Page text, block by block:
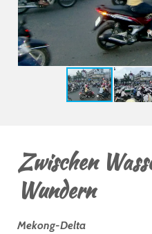
Zwischen
Wundern
Mekong-Delta